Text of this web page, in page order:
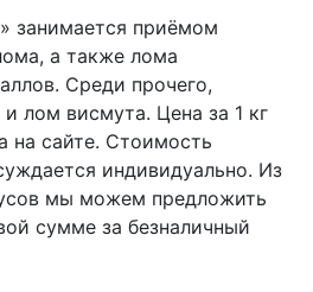
занимается приёмом
а также лома
Среди прочего,
лом висмута. Цена за 1 кг
на сайте. Стоимость
индивидуально. Из
мы можем предложить
сумме за безналичный